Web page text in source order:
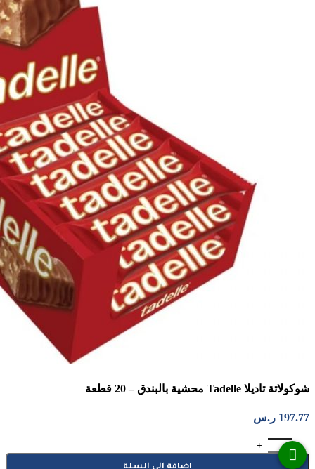
شوكولاتة تاديلا Tadelle محشية بالبندق – 20 قطعة
197.77 ر.س
كمية شوكولاتة تاديلا Tadelle محشية بالبندق - 20 قطعة
إضافة إلى السلة